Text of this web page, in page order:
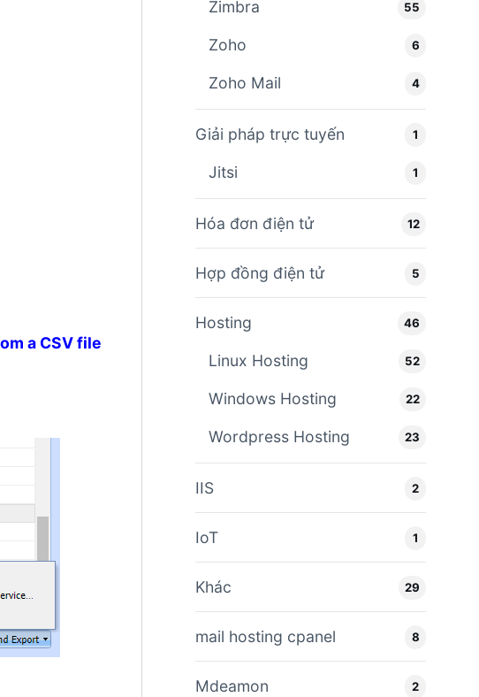
a CSV file
Zimbra 55
Zoho 6
Zoho Mail 4
Giải pháp trực tuyến 1
Jitsi 1
Hóa đơn điện tử 12
Hợp đồng điện tử 5
Hosting 46
Linux Hosting 52
Windows Hosting 22
Wordpress Hosting 23
IIS 2
IoT 1
Khác 29
mail hosting cpanel 8
Mdeamon 2